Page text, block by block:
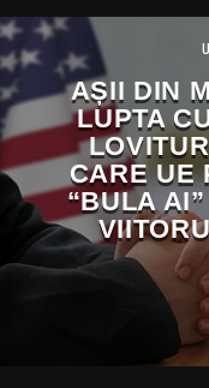
AȘII DIN
LUPTA
CARE UE
“BULA